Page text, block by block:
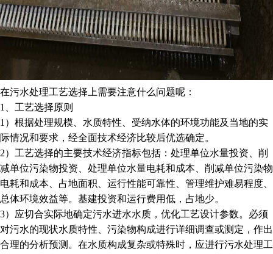
在污水处理工艺选择上需要注意什么问题呢 ：
1、工艺选择原则
1）根据处理规模、水质特性、受纳水体的环境功能及当地的实
际情况和要求，经全面技术经济比较后优选确定。
2）工艺选择的主要技术经济指标包括：处理单位水量投资、削
减单位污染物投资、处理单位水量电耗和成本、削减单位污染物
电耗和成本、占地面积、运行性能可靠性、管理维护难易程度、
总体环境效益等。基建投资和运行费用低，占地少。
3）应切合实际地确定污水进水水质，优化工艺设计参数。必须
对污水的现状水质特性、污染物构成进行详细调查或测定，作出
合理的分析预测。在水质构成复杂或特殊时，应进行污水处理工